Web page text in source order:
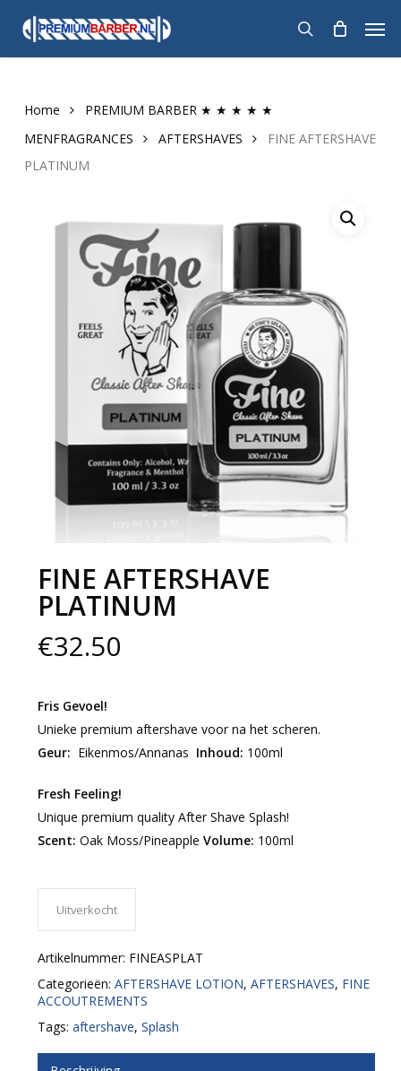
main
search
Home
PREMIUM BARBER ★ ★ ★ ★ ★
MENFRAGRANCES
AFTERSHAVES
FINE AFTERSHAVE
PLATINUM
FINE AFTERSHAVE
PLATINUM
€32.50
Fris Gevoel!
Unieke premium aftershave voor na het scheren.
Geur: Eikenmos/Annanas Inhoud: 100ml
Fresh Feeling!
Unique premium quality After Shave Splash!
Scent: Oak Moss/Pineapple Volume: 100ml
Uitverkocht
Artikelnummer: FINEASPLAT
Categorieën: AFTERSHAVE LOTION, AFTERSHAVES, FINE
ACCOUTREMENTS
Tags: aftershave, Splash